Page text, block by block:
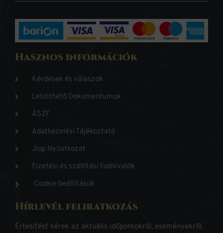
Hasznos információk
Kérdések és válaszok
Letölthető Dokumentumok
ÁSZF
Adatkezelési Tájékoztató
Jogi Nyilatkozat
Fizetési és szállítási tudnivalók
Cookie beállítások
Hírlevél feliratkozás
Értesítést kérek az aktuális időpontokról, eseményekről.